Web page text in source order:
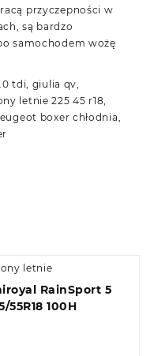
przyczepności w
są bardzo
samochodem wożę
tdi, giulia qv,
letnie 225 45 r18,
boxer chłodnia,
letnie
RainSport 5
55R18 100H